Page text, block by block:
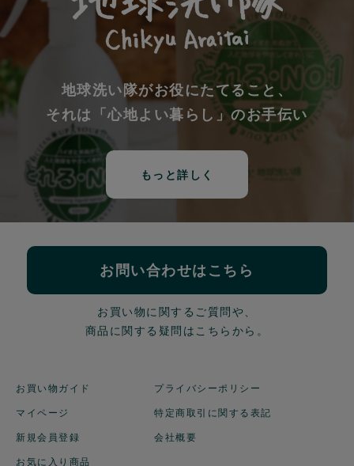
地球洗い隊がお役にたてること、
それは「心地よい暮らし」のお手伝い
もっと詳しく
お問い合わせはこちら
お買い物に関するご質問や、
商品に関する疑問はこちらから。
お買い物ガイド
マイページ
新規会員登録
お気に入り商品
プライバシーポリシー
特定商取引に関する表記
会社概要